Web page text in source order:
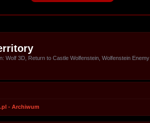
Wolf 3D, Return to Castle Wolfenstein, Wolfenstein Enemy
- Archiwum